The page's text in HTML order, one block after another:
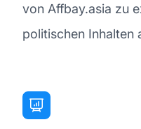
von Affbay.asia zu
politischen Inhalten